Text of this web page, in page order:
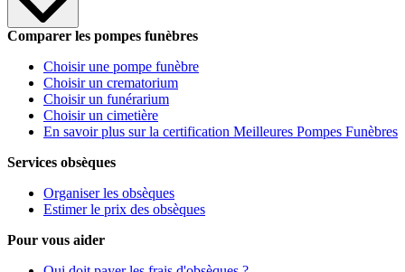
Comparer les pompes funèbres
Choisir une pompe funèbre
Choisir un crematorium
Choisir un funérarium
Choisir un cimetière
En savoir plus sur la certification Meilleures Pompes Funèbres
Services obsèques
Organiser les obsèques
Estimer le prix des obsèques
Pour vous aider